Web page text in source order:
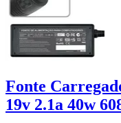
Fonte
19v 2.1a 40w